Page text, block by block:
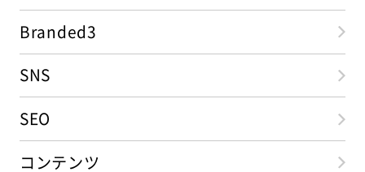
Branded3
SNS
SEO
コンテンツ